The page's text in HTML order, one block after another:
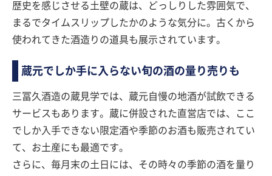
歴史を感じさせる土壁の蔵は、どっしりした雰囲気で、
まるでタイムスリップしたかのような気分に。古くから
使われてきた酒造りの道具も展示されています。
蔵元でしか手に入らない旬の酒の量り売りも
三冨久酒造の蔵見学では、蔵元自慢の地酒が試飲できる
サービスもあります。蔵に併設された直営店では、ここ
でしか入手できない限定酒や季節のお酒も販売されてい
て、お土産にも最適です。
さらに、毎月末の土日には、その時々の季節の酒を量り